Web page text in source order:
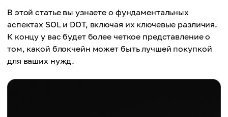
В этой статье вы узнаете о фундаментальных
аспектах SOL и DOT, включая их ключевые различия.
К концу у вас будет более четкое представление о
том, какой блокчейн может быть лучшей покупкой
для ваших нужд.